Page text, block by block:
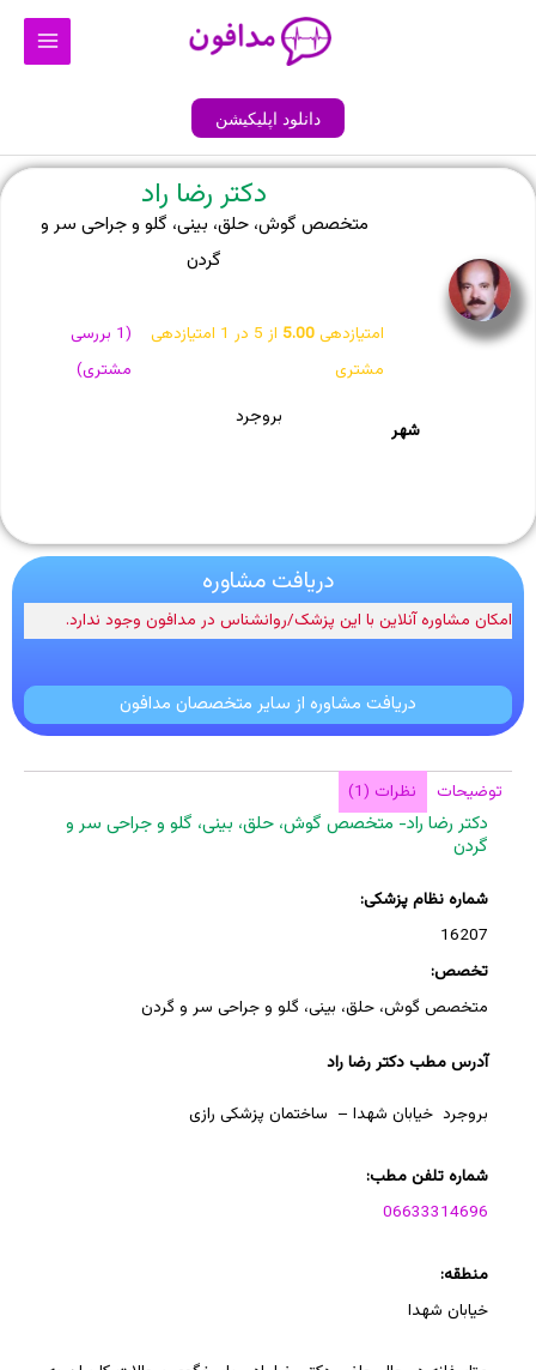
Main
دانلود اپلیکیشن
دکتر رضا راد
متخصص گوش، حلق، بینی، گلو و جراحی سر و
گردن
امتیازدهی5.00 از 5 در 1 امتیازدهی
مشتری
(
1 بررسی
مشتری)
شهر
بروجرد
دریافت مشاوره
امکان مشاوره آنلاین با این پزشک/روانشناس در مدافون وجود ندارد.
دریافت مشاوره از سایر متخصصان مدافون
توضیحات نظرات (1)
دکتر رضا راد- متخصص گوش، حلق، بینی، گلو و جراحی سر و
گردن
شماره نظام پزشکی:
16207
تخصص:
متخصص گوش، حلق، بینی، گلو و جراحی سر و گردن
آدرس مطب دکتر رضا راد
بروجرد خیابان شهدا – ساختمان پزشکی رازی
شماره تلفن مطب:
06633314696
منطقه:
خیابان شهدا